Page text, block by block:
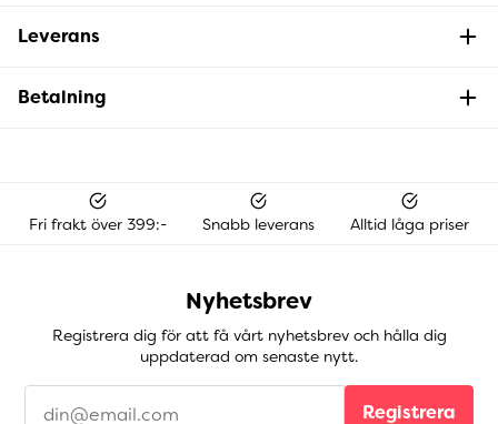
Leverans
Betalning
Fri frakt över 399:- Snabb leverans Alltid låga priser
Nyhetsbrev
Registrera dig för att få vårt nyhetsbrev och hålla dig
uppdaterad om senaste nytt.
Registrera